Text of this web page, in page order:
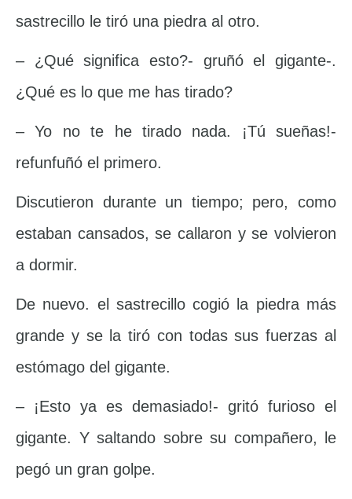
sastrecillo le tiró una piedra al otro.
– ¿Qué significa esto?- gruñó el gigante-.
¿Qué es lo que me has tirado?
– Yo no te he tirado nada. ¡Tú sueñas!-
refunfuñó el primero.
Discutieron durante un tiempo; pero, como
estaban cansados, se callaron y se volvieron
a dormir.
De nuevo. el sastrecillo cogió la piedra más
grande y se la tiró con todas sus fuerzas al
estómago del gigante.
– ¡Esto ya es demasiado!- gritó furioso el
gigante. Y saltando sobre su compañero, le
pegó un gran golpe.